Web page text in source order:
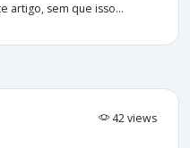
artigo, sem que isso...
42 views